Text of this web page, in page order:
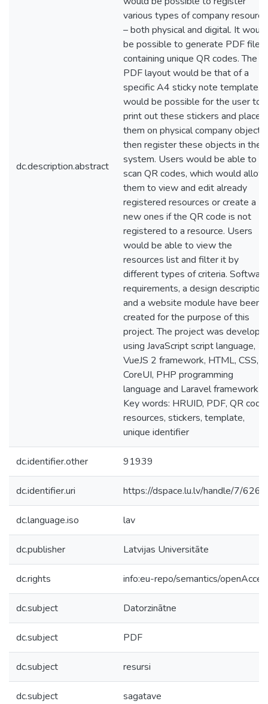
dc.description.abstract
various types of company
– both physical and digital. It would
be possible to generate PDF files
containing unique QR codes. The
PDF layout would be that of a
specific A4 sticky note template. It
would be possible for the user to
print out these stickers and place
them on physical company objects
then register these objects in the
system. Users would be able to
scan QR codes, which would allow
them to view and edit already
registered resources or create a
new ones if the QR code is not
registered to a resource. Users
would be able to view the
resources list and filter it by
different types of criteria. Software
requirements, a design description
and a website module have been
created for the purpose of this
project. The project was
using JavaScript script language,
VueJS 2 framework, HTML, CSS,
CoreUI, PHP programming
language and Laravel framework.
Key words: HRUID, PDF, QR code,
resources, stickers, template,
unique identifier
dc.identifier.other 91939
dc.identifier.uri https://dspace.lu.lv/handle/7/
dc.language.iso lav
dc.publisher Latvijas Universitāte
dc.rights info:eu-repo/semantics/
dc.subject Datorzinātne
dc.subject PDF
dc.subject resursi
dc.subject sagatave